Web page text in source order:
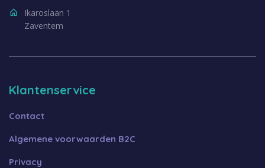
Ikaroslaan 1
Zaventem
Klantenservice
Contact
Algemene voorwaarden B2C
Privacy